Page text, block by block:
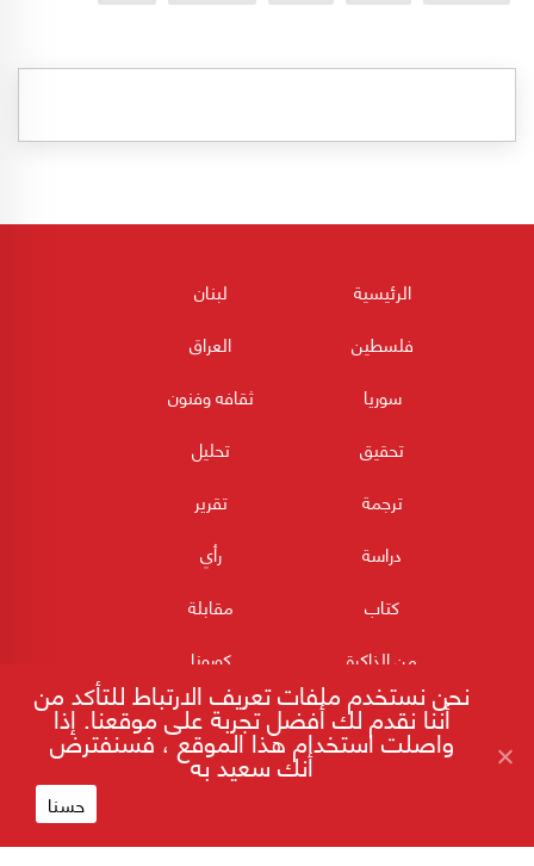
الرئيسية
لبنان
فلسطين
العراق
سوريا
ثقافه وفنون
تحقيق
تحليل
ترجمة
تقرير
دراسة
رأي
كتاب
مقابلة
من الذاكرة
كورونا
نحن نستخدم ملفات تعريف الارتباط للتأكد من
أننا نقدم لك أفضل تجربة على موقعنا. إذا
واصلت استخدام هذا الموقع ، فسنفترض
أنك سعيد به
حسنا